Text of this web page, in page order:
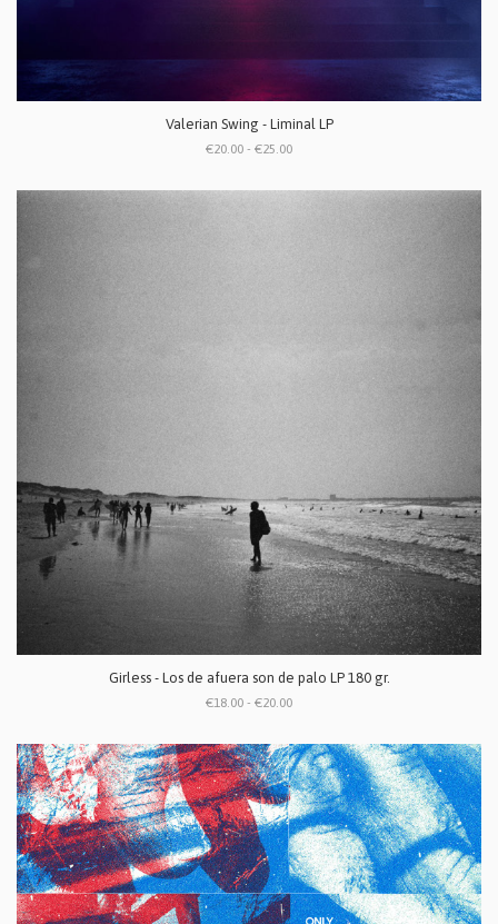
Valerian Swing - Liminal LP
€20.00 - €25.00
Girless - Los de afuera son de palo LP 180 gr.
€18.00 - €20.00